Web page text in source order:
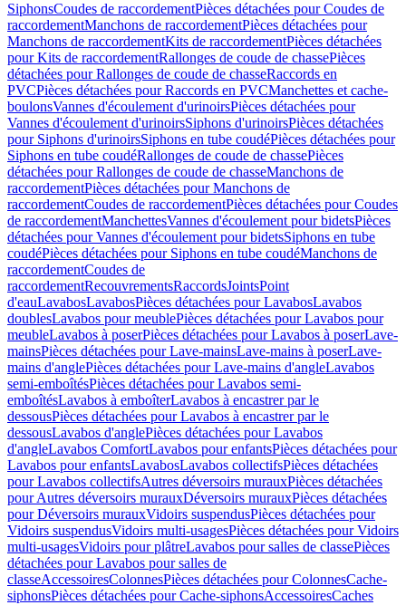
SiphonsCoudes de raccordementPièces détachées pour Coudes de
raccordementManchons de raccordementPièces détachées pour
Manchons de raccordementKits de raccordementPièces détachées
pour Kits de raccordementRallonges de coude de chassePièces
détachées pour Rallonges de coude de chasseRaccords en
PVCPièces détachées pour Raccords en PVCManchettes et cache-
boulonsVannes d'écoulement d'urinoirsPièces détachées pour
Vannes d'écoulement d'urinoirsSiphons d'urinoirsPièces détachées
pour Siphons d'urinoirsSiphons en tube coudéPièces détachées pour
Siphons en tube coudéRallonges de coude de chassePièces
détachées pour Rallonges de coude de chasseManchons de
raccordementPièces détachées pour Manchons de
raccordementCoudes de raccordementPièces détachées pour Coudes
de raccordementManchettesVannes d'écoulement pour bidetsPièces
détachées pour Vannes d'écoulement pour bidetsSiphons en tube
coudéPièces détachées pour Siphons en tube coudéManchons de
raccordementCoudes de
raccordementRecouvrementsRaccordsJointsPoint
d'eauLavabosLavabosPièces détachées pour LavabosLavabos
doublesLavabos pour meublePièces détachées pour Lavabos pour
meubleLavabos à poserPièces détachées pour Lavabos à poserLave-
mainsPièces détachées pour Lave-mainsLave-mains à poserLave-
mains d'anglePièces détachées pour Lave-mains d'angleLavabos
semi-emboîtésPièces détachées pour Lavabos semi-
emboîtésLavabos à emboîterLavabos à encastrer par le
dessousPièces détachées pour Lavabos à encastrer par le
dessousLavabos d'anglePièces détachées pour Lavabos
d'angleLavabos ComfortLavabos pour enfantsPièces détachées pour
Lavabos pour enfantsLavabosLavabos collectifsPièces détachées
pour Lavabos collectifsAutres déversoirs murauxPièces détachées
pour Autres déversoirs murauxDéversoirs murauxPièces détachées
pour Déversoirs murauxVidoirs suspendusPièces détachées pour
Vidoirs suspendusVidoirs multi-usagesPièces détachées pour Vidoirs
multi-usagesVidoirs pour plâtreLavabos pour salles de classePièces
détachées pour Lavabos pour salles de
classeAccessoiresColonnesPièces détachées pour ColonnesCache-
siphonsPièces détachées pour Cache-siphonsAccessoiresCaches